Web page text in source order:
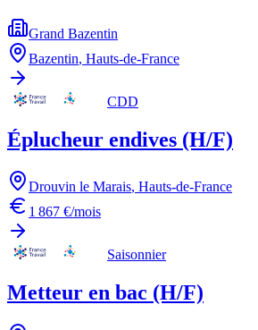
Grand Bazentin
Bazentin, Hauts-de-France
CDD
Éplucheur endives (H/F)
Drouvin le Marais, Hauts-de-France
1 867 €/mois
Saisonnier
Metteur en bac (H/F)